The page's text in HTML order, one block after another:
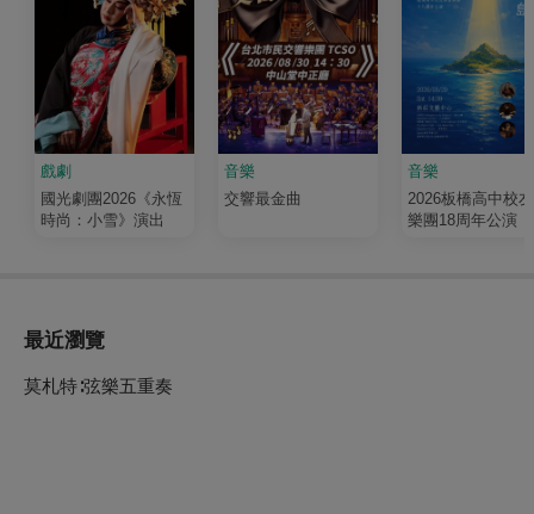
戲劇
國光劇團2026《永恆
時尚：小雪》演出
音樂
交響最金曲
音樂
2026板橋高中校
樂團18周年公演
最近瀏覽
莫札特∶弦樂五重奏